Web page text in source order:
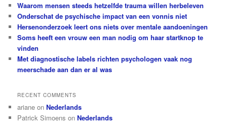
h
Waarom mensen steeds hetzelfde trauma willen herbeleven
Onderschat de psychische impact van een vonnis niet
Hersenonderzoek leert ons niets over mentale aandoeningen
Soms heeft een vrouw een man nodig om haar startknop te
vinden
Met diagnostische labels richten psychologen vaak nog
meerschade aan dan er al was
RECENT COMMENTS
ariane onNederlands
Patrick Simoens onNederlands